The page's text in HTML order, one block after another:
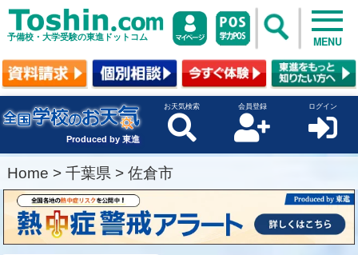
予備校・大学受験の東進ドットコム MENU
Produced by 東進
お天気検索 会員登録 ログイン
Home > 千葉県 > 佐倉市